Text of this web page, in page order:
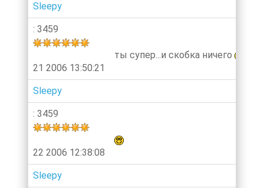
Sleepy
: 3459
21 2006 13:50:21
ты супер...и скобка ничего
Sleepy
: 3459
22 2006 12:38:08
Sleepy